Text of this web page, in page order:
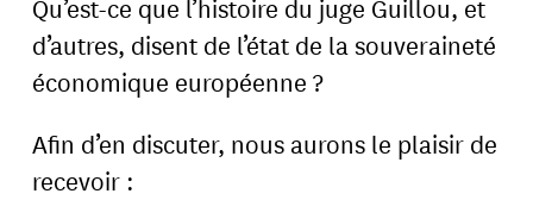
Qu’est-ce que l’histoire du juge Guillou, et
d’autres, disent de l’état de la souveraineté
économique européenne ?
Afin d’en discuter, nous aurons le plaisir de
recevoir :